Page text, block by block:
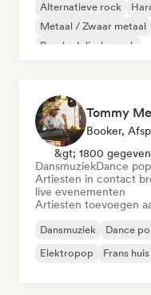
Alternatieve rock
Metaal / Zwaar metaal
Psychedelische rock
Tommy
Booker,
&gt; 1800
DansmuziekDance pop
Artiesten in contact
live evenementen
Artiesten toevoegen
Dansmuziek Dance
Elektropop
Frans huis